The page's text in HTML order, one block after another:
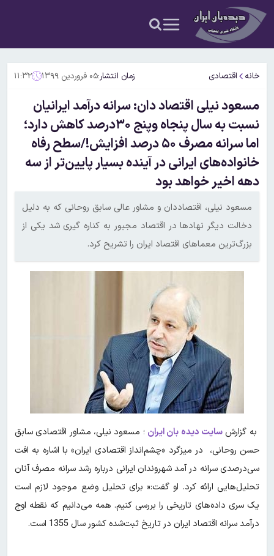
خانه اقتصادی زمان انتشار:۰۵ فروردین ۱۳۹۹ ۱۱:۳۲
مسعود نیلی اقتصاد دان: سرانه درآمد ایرانیان
نسبت به سال پنجاه وپنج ۳۰درصد کاهش دارد؛
اما سرانه مصرف ۵۰ درصد افزایش!/سطح رفاه
خانواده‌های ایرانی در آینده بسیار پایین‌تر از سه
دهه اخیر خواهد بود
مسعود نیلی، اقتصاددان و مشاور عالی سابق روحانی که به دلیل
دخالت دیگر نهادها در اقتصاد مجبور به کناره گیری شد یکی از
بزرگ‌ترین معماهای اقتصاد ایران را تشریح کرد.
به گزارشسایت دیده بان ایران ؛ مسعود نیلی، مشاور اقتصادی سابق
حسن روحانی، در میزگرد «چشم‌انداز اقتصادی ایران» با اشاره به افت
سی‌درصدی سرانه در آمد شهروندان ایرانی درباره رشد سرانه مصرف آنان
تحلیل‌هایی ارائه کرد. او گفت:« برای تحلیل وضع موجود لازم است
یک سری داده‌های تاریخی را بررسی کنیم. همه می‌دانیم که نقطه اوج
درآمد سرانه اقتصاد ایران در تاریخ ثبت‌شده کشور سال 1355 است.